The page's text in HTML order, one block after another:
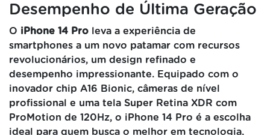
Desempenho de Última Geração
O iPhone 14 Pro leva a experiência de
smartphones a um novo patamar com recursos
revolucionários, um design refinado e
desempenho impressionante. Equipado com o
inovador chip A16 Bionic, câmeras de nível
profissional e uma tela Super Retina XDR com
ProMotion de 120Hz, o iPhone 14 Pro é a escolha
ideal para quem busca o melhor em tecnologia,